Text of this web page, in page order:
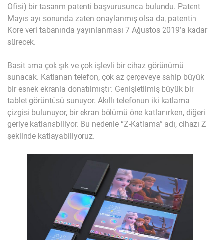
Ofisi) bir tasarım patenti başvurusunda bulundu. Patent
Mayıs ayı sonunda zaten onaylanmış olsa da, patentin
Kore veri tabanında yayınlanması 7 Ağustos 2019’a kadar
sürecek.
Basit ama çok şık ve çok işlevli bir cihaz görünümü
sunacak. Katlanan telefon, çok az çerçeveye sahip büyük
bir esnek ekranla donatılmıştır. Genişletilmiş büyük bir
tablet görüntüsü sunuyor. Akıllı telefonun iki katlama
çizgisi bulunuyor, bir ekran bölümü öne katlanırken, diğeri
geriye katlanabiliyor. Bu nedenle “Z-Katlama” adı, cihazı Z
şeklinde katlayabiliyoruz.